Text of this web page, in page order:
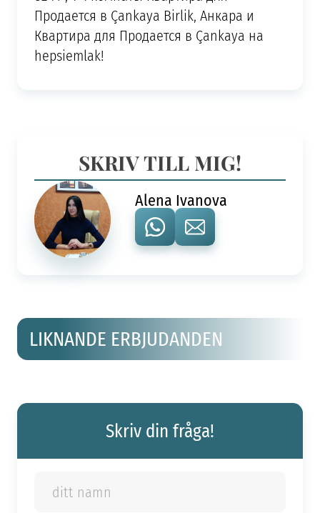
Продается в Çankaya Birlik, Анкара и
Квартира для Продается в Çankaya на
hepsiemlak!
SKRIV TILL MIG!
Alena Ivanova
LIKNANDE ERBJUDANDEN
Skriv din fråga!